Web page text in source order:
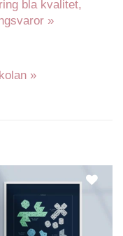
bla kvalitet,
»
»